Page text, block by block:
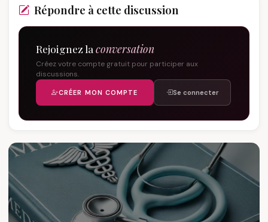
Répondre à cette discussion
Rejoignez la conversation
Créez votre compte gratuit pour participer aux
discussions.
CRÉER MON COMPTE Se connecter